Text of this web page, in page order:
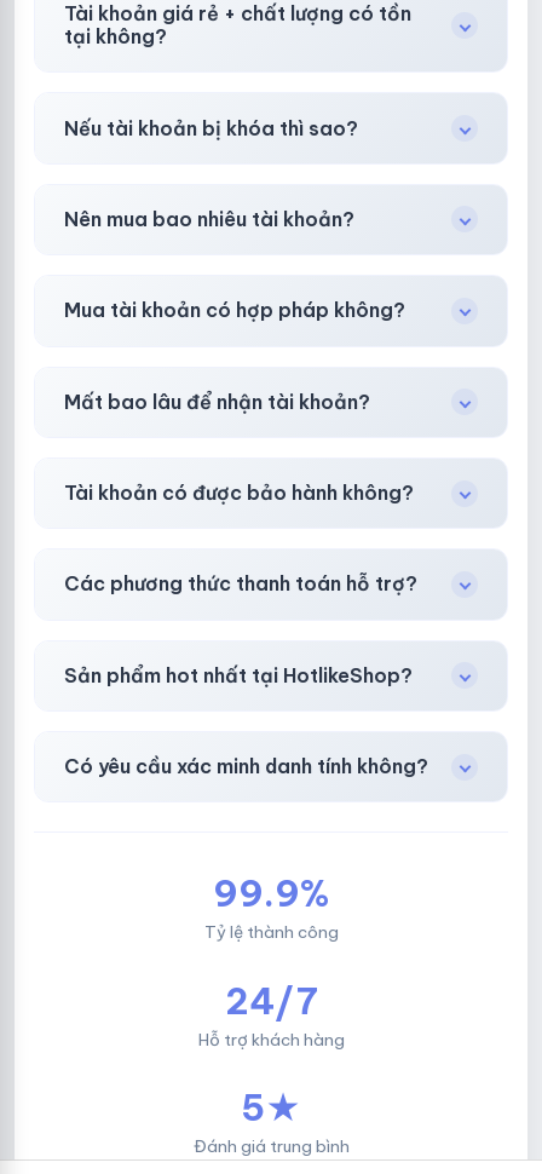
Tài khoản giá rẻ + chất lượng có tồn
tại không?
ưu tiên chất lượng, bảo hành hơn là giá rẻ nhất.
Nếu tài khoản bị khóa thì sao?
trợ đổi mới hoặc hoàn 100%.
Nên mua bao nhiêu tài khoản?
phòng.
Mua tài khoản có hợp pháp không?
ràng trước khi bạn mua.
Mất bao lâu để nhận tài khoản?
toán thành công.
Tài khoản có được bảo hành không?
sách công khai.
Các phương thức thanh toán hỗ trợ?
các ví điện tử phổ biến.
Sản phẩm hot nhất tại HotlikeShop?
Có yêu cầu xác minh danh tính không?
99.9%
Tỷ lệ thành công
24/7
Hỗ trợ khách hàng
5★
Đánh giá trung bình